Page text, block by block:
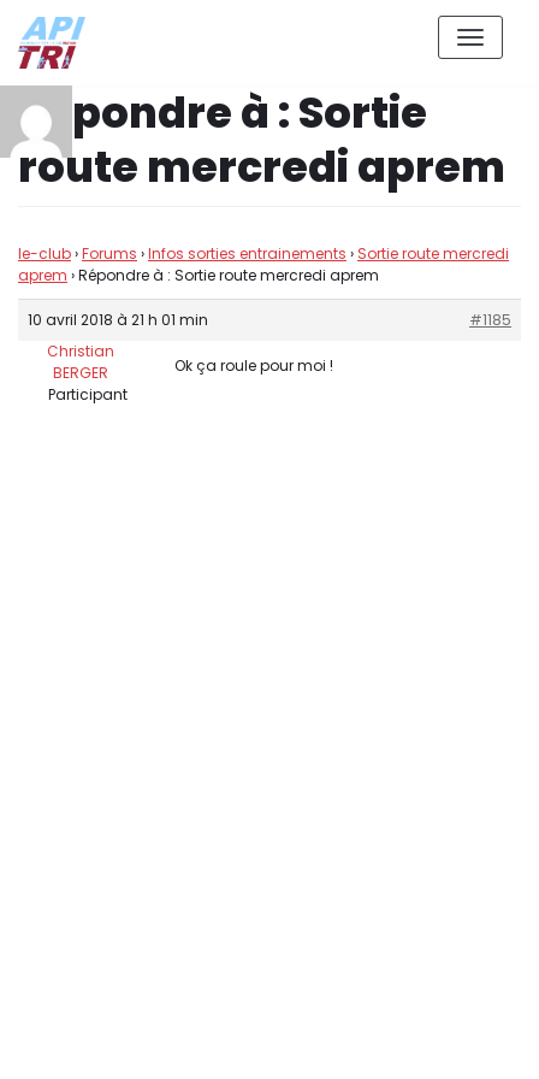
Aller
contenu
Répondre à : Sortie
route mercredi aprem
le-club›Forums ›Infos sorties entrainements › Sortie route mercredi
aprem ›Répondre à : Sortie route mercredi aprem
10 avril 2018 à 21 h 01 min
#1185
Christian
BERGER
Participant
Ok ça roule pour moi !